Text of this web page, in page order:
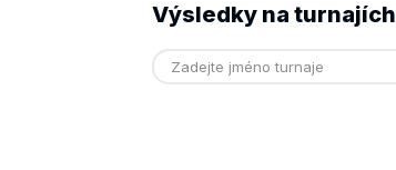
Výsledky na turnajích